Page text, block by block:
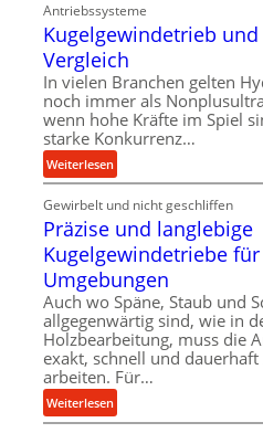
d
i
e
P
e
r
f
o
m
a
n
c
e
b
e
i
m
D
r
Antriebssysteme
Kugelgewindetrieb
Vergleich
In vielen Branchen gelten
noch immer als
wenn hohe Kräfte im Spiel
starke Konkurrenz…
Weiterlesen:
K
u
g
l
g
e
w
i
n
d
e
Gewirbelt und nicht geschliffen
Präzise und langlebige
Kugelgewindetriebe
Umgebungen
Auch wo Späne, Staub und
allgegenwärtig sind, wie in
Holzbearbeitung, muss die
exakt, schnell und dauerhaft
arbeiten. Für…
Weiterlesen:
P